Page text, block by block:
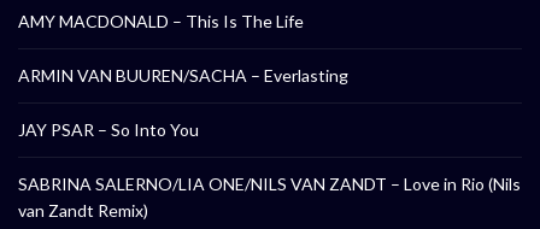
AMY MACDONALD – This Is The Life
ARMIN VAN BUUREN/SACHA – Everlasting
JAY PSAR – So Into You
SABRINA SALERNO/LIA ONE/NILS VAN ZANDT – Love in Rio (Nils
van Zandt Remix)